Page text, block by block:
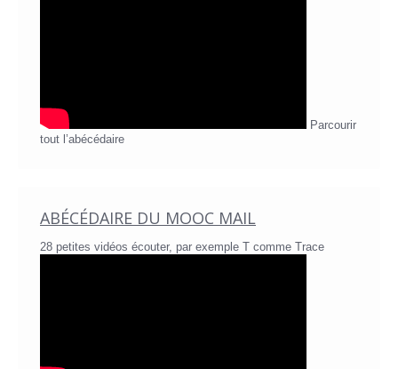
Parcourir
tout l’abécédaire
ABÉCÉDAIRE DU MOOC MAIL
28 petites vidéos écouter, par exemple T comme Trace